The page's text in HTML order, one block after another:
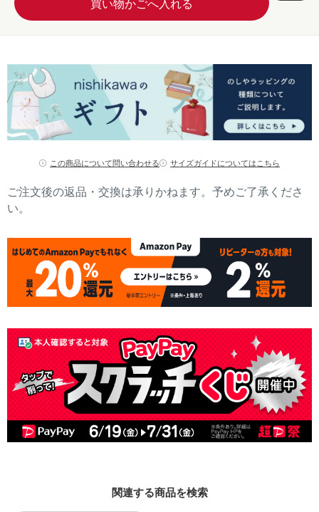
この商品について問い合わせる サイズガイドについてはこちら
ご注文後の返品・交換は承りかねます。予めご了承くださ
い。
関連する商品を検索